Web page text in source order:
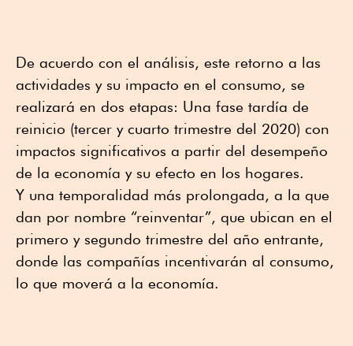
De acuerdo con el análisis, este retorno a las
actividades y su impacto en el consumo, se
realizará en dos etapas: Una fase tardía de
reinicio (tercer y cuarto trimestre del 2020) con
impactos significativos a partir del desempeño
de la economía y su efecto en los hogares.
Y una temporalidad más prolongada, a la que
dan por nombre “reinventar”, que ubican en el
primero y segundo trimestre del año entrante,
donde las compañías incentivarán al consumo,
lo que moverá a la economía.